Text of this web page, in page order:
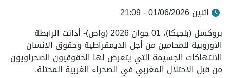
اثنين 01/06/2026 - 21:09
بروكسل (بلجيكا)، 01 جوان 2026 (واص)- أدانت الرابطة
الأوروبية للمحامين من أجل الديمقراطية وحقوق الإنسان
الانتهاكات الجسيمة التي يتعرض لها الحقوقيون الصحراويون
من قبل الاحتلال المغربي في الصحراء الغربية المحتلة.